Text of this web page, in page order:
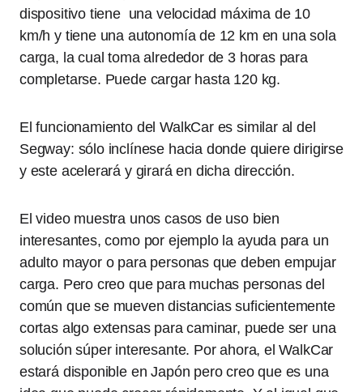
dispositivo tiene una velocidad máxima de 10
km/h y tiene una autonomía de 12 km en una sola
carga, la cual toma alrededor de 3 horas para
completarse. Puede cargar hasta 120 kg.
El funcionamiento del WalkCar es similar al del
Segway: sólo inclínese hacia donde quiere dirigirse
y este acelerará y girará en dicha dirección.
El video muestra unos casos de uso bien
interesantes, como por ejemplo la ayuda para un
adulto mayor o para personas que deben empujar
carga. Pero creo que para muchas personas del
común que se mueven distancias suficientemente
cortas algo extensas para caminar, puede ser una
solución súper interesante. Por ahora, el WalkCar
estará disponible en Japón pero creo que es una